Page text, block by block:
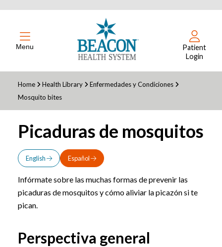
Menu
Patient
Login
Home Health Library
Enfermedades y Condiciones
Mosquito bites
Picaduras de mosquitos
English Español
Infórmate sobre las muchas formas de prevenir las
picaduras de mosquitos y cómo aliviar la picazón si te
pican.
Perspectiva general